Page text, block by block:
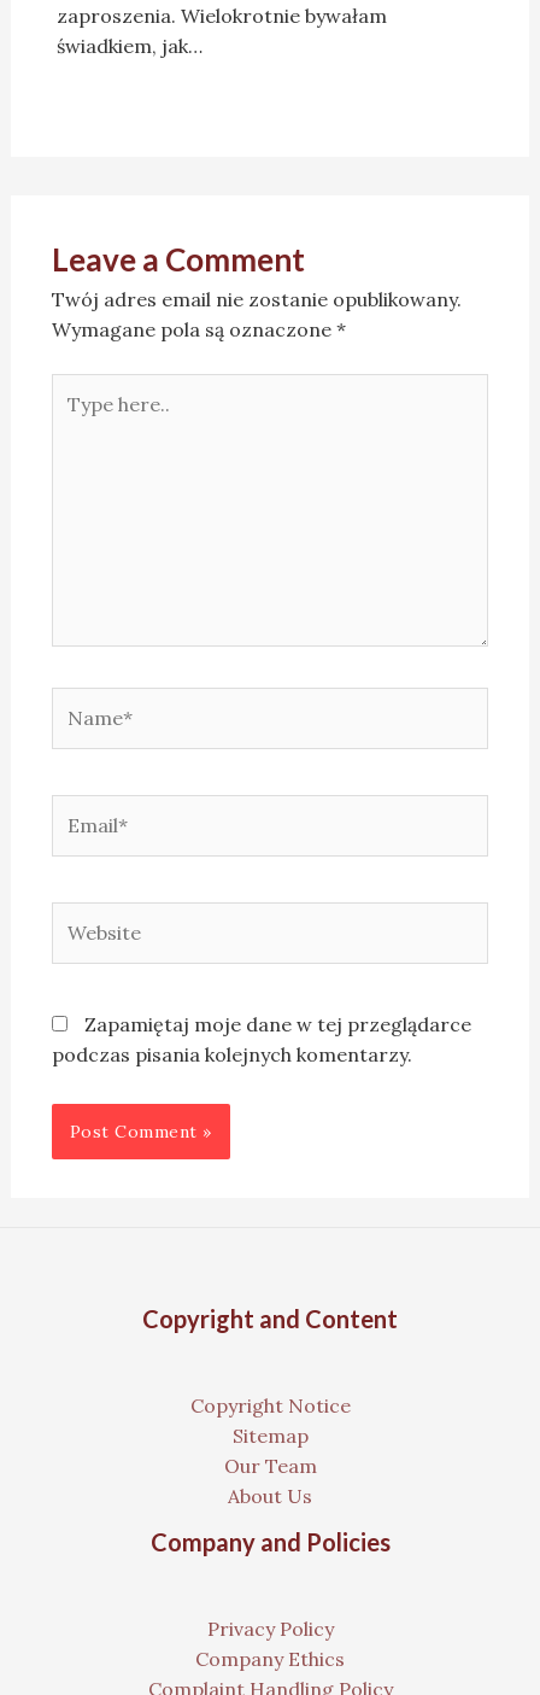
zaproszenia. Wielokrotnie bywałam
świadkiem, jak…
Leave a Comment
Twój adres email nie zostanie opublikowany.
Wymagane pola są oznaczone *
Zapamiętaj moje dane w tej przeglądarce
podczas pisania kolejnych komentarzy.
Copyright and Content
Copyright Notice
Sitemap
Our Team
About Us
Company and Policies
Privacy Policy
Company Ethics
Complaint Handling Policy